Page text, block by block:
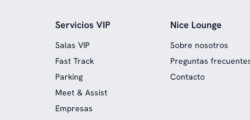
Servicios VIP
Salas VIP
Fast Track
Parking
Meet & Assist
Empresas
Nice Lounge
Sobre nosotros
Preguntas
Contacto